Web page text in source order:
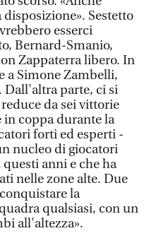
Sestetto
esserci
Bernard-Smanio,
Zappaterra libero. In
a Simone Zambelli,
Dall'altra parte, ci si
da sei vittorie
in coppa durante la
forti ed esperti -
nucleo di giocatori
anni e che ha
nelle zone alte. Due
la
qualsiasi, con un
all'altezza».